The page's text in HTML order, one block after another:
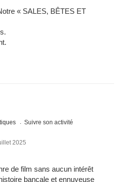
« SALES, BÊTES ET
Suivre son activité
2025
de film sans aucun intérêt
bancale et ennuyeuse